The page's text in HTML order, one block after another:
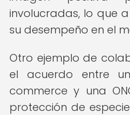
involucradas, lo que
su desempeño en el
Otro ejemplo de
el acuerdo entre
commerce y una
protección de